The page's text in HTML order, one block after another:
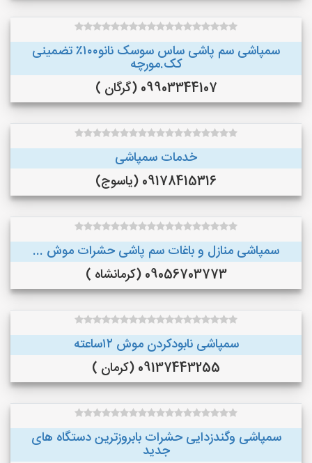
سمپاشی سم پاشی ساس سوسک نانو۱۰۰٪ تضمینی
کک.مورچه
09903344107 (گرگان )
خدمات سمپاشی
09178415316 (یاسوج)
سمپاشی منازل و باغات سم پاشی حشرات موش ...
09056703773 (کرمانشاه )
سمپاشی نابودکردن موش ۱۲ساعته
09137443255 (کرمان )
سمپاشی وگندزدایی حشرات بابروزترین دستگاه های
جدید